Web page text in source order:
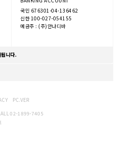
국민 676301-04-136462
신한 100-027-054155
예금주 : (주)안나디바
니다.
PC.VER
02-1899-7405